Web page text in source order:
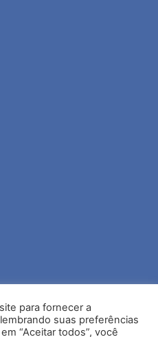
para fornecer a
suas preferências
“Aceitar todos”, você